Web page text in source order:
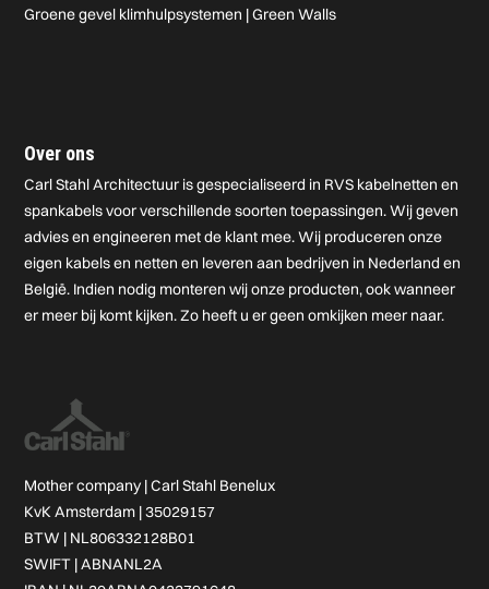
Groene gevel klimhulpsystemen | Green Walls
Over ons
Carl Stahl Architectuur is gespecialiseerd in RVS kabelnetten en
spankabels voor verschillende soorten toepassingen. Wij geven
advies en engineeren met de klant mee. Wij produceren onze
eigen kabels en netten en leveren aan bedrijven in Nederland en
België. Indien nodig monteren wij onze producten, ook wanneer
er meer bij komt kijken. Zo heeft u er geen omkijken meer naar.
Mother company |Carl Stahl Benelux
KvK Amsterdam | 35029157
BTW | NL806332128B01
SWIFT | ABNANL2A